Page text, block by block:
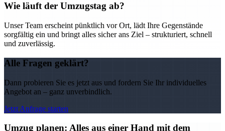
Wie läuft der Umzugstag ab?
Unser Team erscheint pünktlich vor Ort, lädt Ihre Gegenstände
sorgfältig ein und bringt alles sicher ans Ziel – strukturiert, schnell
und zuverlässig.
Alle Fragen geklärt?
Dann probieren Sie es jetzt aus und fordern Sie Ihr individuelles
Angebot an – ganz unverbindlich.
Jetzt Anfrage starten
Umzug planen: Alles aus einer Hand mit dem